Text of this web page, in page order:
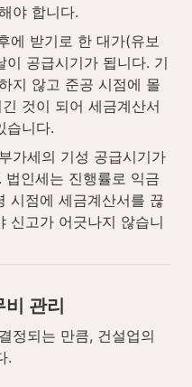
야 합니다.
에 받기로 한 대가(유보
이 공급시기가 됩니다. 기
지 않고 준공 시점에 몰
것이 되어 세금계산서
습니다.
가세의 기성 공급시기가
인세는 진행률로 익금
시점에 세금계산서를 끊
신고가 어긋나지 않습니
비 관리
정되는 만큼, 건설업의
.